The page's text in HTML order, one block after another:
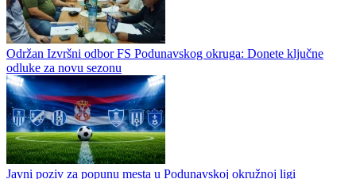
Održan Izvršni odbor FS Podunavskog okruga: Donete ključne
odluke za novu sezonu
Javni poziv za popunu mesta u Podunavskoj okružnoj ligi